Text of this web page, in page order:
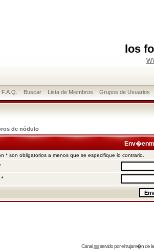
los
F.A.Q. Buscar Lista de Miembros Grupos de Usuarios
de nódulo
* son obligatorios a menos que se especifique lo contrario.
*
Canalrssservido por eltrujam�nde